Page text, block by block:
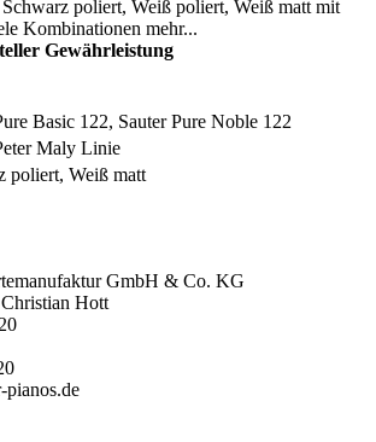
poliert, Weiß poliert, Weiß matt mit
Kombinationen mehr...
Gewährleistung
Basic 122, Sauter Pure Noble 122
Maly Linie
poliert, Weiß matt
GmbH & Co. KG
Hott